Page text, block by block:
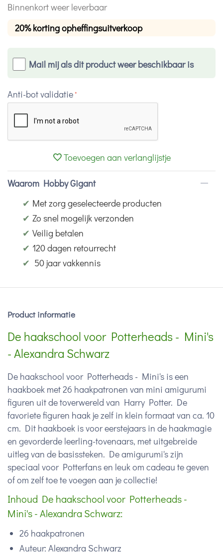
Binnenkort weer leverbaar
20% korting opheffingsuitverkoop
Mail mij als dit product weer beschikbaar is
Anti-bot validatie
Toevoegen aan verlanglijstje
Waarom Hobby Gigant
✔ Met zorg geselecteerde producten
✔ Zo snel mogelijk verzonden
✔ Veilig betalen
✔ 120 dagen retourrecht
✔ 50 jaar vakkennis
Product informatie
De haakschool voor Potterheads - Mini's
- Alexandra Schwarz
De haakschool voor Potterheads - Mini's is een
haakboek met 26 haakpatronen van mini amigurumi
figuren uit de toverwereld van Harry Potter. De
favoriete figuren haak je zelf in klein formaat van ca. 10
cm. Dit haakboek is voor eerstejaars in de haakmagie
en gevorderde leerling-tovenaars, met uitgebreide
uitleg van de basissteken. De amigurumi's zijn
speciaal voor Potterfans en leuk om cadeau te geven
of om zelf toe te voegen aan je collectie!
Inhoud De haakschool voor Potterheads -
Mini's - Alexandra Schwarz:
26 haakpatronen
Auteur: Alexandra Schwarz